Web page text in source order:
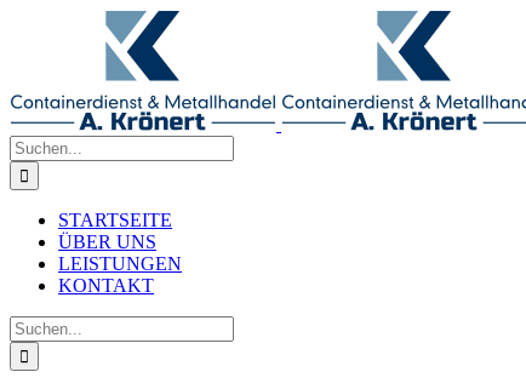
Suche
nach:
STARTSEITE
ÜBER UNS
LEISTUNGEN
KONTAKT
Suche
nach: